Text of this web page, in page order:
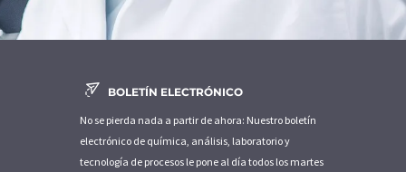
BOLETÍN ELECTRÓNICO
No se pierda nada a partir de ahora: Nuestro boletín
electrónico de química, análisis, laboratorio y
tecnología de procesos le pone al día todos los martes